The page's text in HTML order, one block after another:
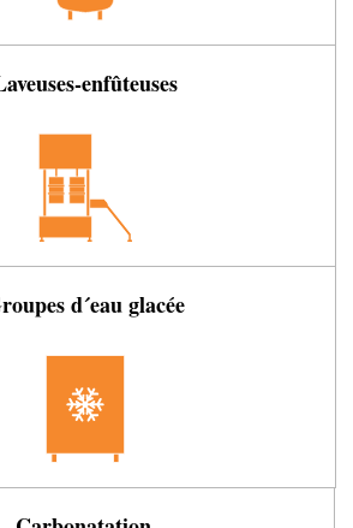
enfûteuses
d´eau glacée